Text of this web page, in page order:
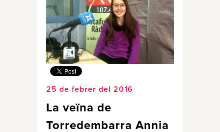
Esports
Noticies
Qui Som
25 de febrer del 2016
La veïna de
Torredembarra Annia